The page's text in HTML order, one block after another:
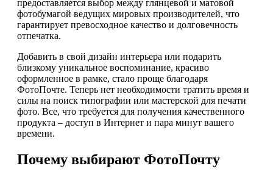
предоставляется выбор между глянцевой и матовой
фотобумагой ведущих мировых производителей, что
гарантирует превосходное качество и долговечность
отпечатка.
Добавить в свой дизайн интерьера или подарить
близкому уникальное воспоминание, красиво
оформленное в рамке, стало проще благодаря
ФотоПочте. Теперь нет необходимости тратить время и
силы на поиск типографии или мастерской для печати
фото. Все, что требуется для получения качественного
продукта – доступ в Интернет и пара минут вашего
времени.
Почему выбирают ФотоПочту